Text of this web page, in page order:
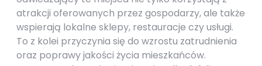
atrakcji oferowanych przez gospodarzy, ale także
wspierają lokalne sklepy, restauracje czy usługi.
To z kolei przyczynia się do wzrostu zatrudnienia
oraz poprawy jakości życia mieszkańców.